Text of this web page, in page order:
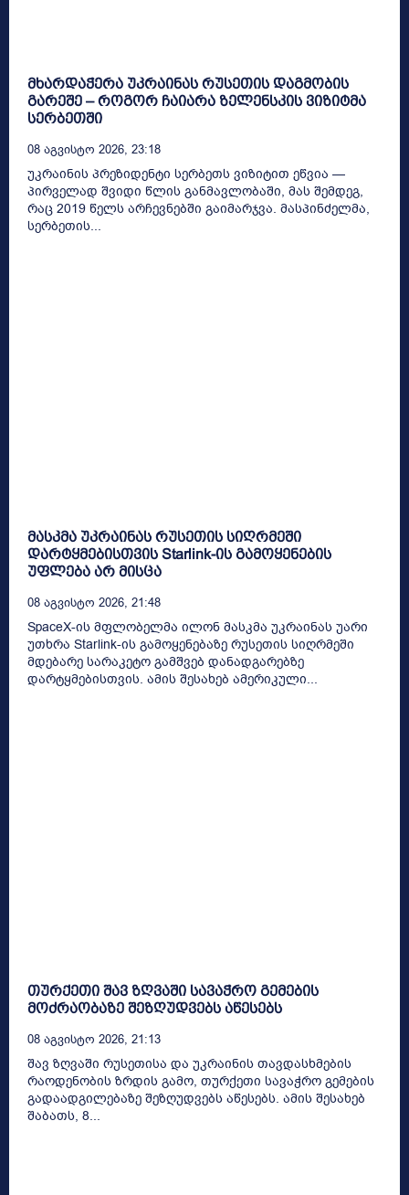
მხარდაჭერა უკრაინას რუსეთის დაგმობის
გარეშე – როგორ ჩაიარა ზელენსკის ვიზიტმა
სერბეთში
08 Აგვისტო 2026, 23:18
უკრაინის პრეზიდენტი სერბეთს ვიზიტით ეწვია —
პირველად შვიდი წლის განმავლობაში, მას შემდეგ,
რაც 2019 წელს არჩევნებში გაიმარჯვა. მასპინძელმა,
სერბეთის...
მასკმა უკრაინას რუსეთის სიღრმეში
დარტყმებისთვის Starlink-ის გამოყენების
უფლება არ მისცა
08 Აგვისტო 2026, 21:48
SpaceX-ის მფლობელმა ილონ მასკმა უკრაინას უარი
უთხრა Starlink-ის გამოყენებაზე რუსეთის სიღრმეში
მდებარე სარაკეტო გამშვებ დანადგარებზე
დარტყმებისთვის. ამის შესახებ ამერიკული...
თურქეთი შავ ზღვაში სავაჭრო გემების
მოძრაობაზე შეზღუდვებს აწესებს
08 Აგვისტო 2026, 21:13
შავ ზღვაში რუსეთისა და უკრაინის თავდასხმების
რაოდენობის ზრდის გამო, თურქეთი სავაჭრო გემების
გადაადგილებაზე შეზღუდვებს აწესებს. ამის შესახებ
შაბათს, 8...